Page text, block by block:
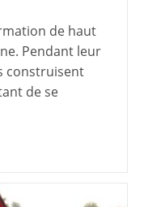
de haut
Pendant leur
construisent
de se